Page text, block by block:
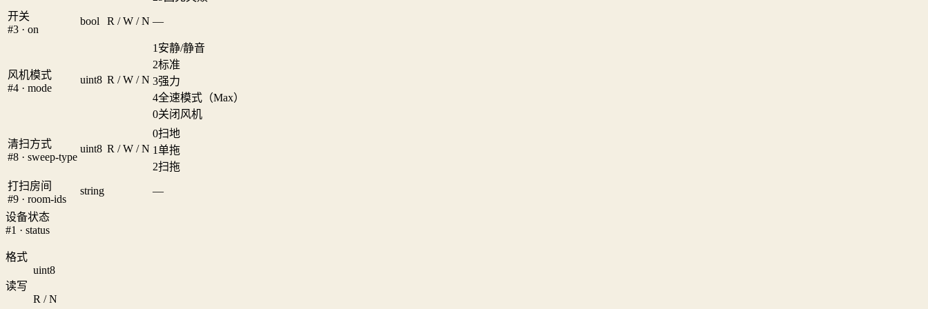
开关
#3 · on
bool R / W / N —
风机模式
#4 · mode
uint8 R / W / N
1 安静/静音
2标准
3强力
4全速模式（Max）
0关闭风机
清扫方式
#8 · sweep-type
uint8 R / W / N
0扫地
1单拖
2扫拖
打扫房间
#9 · room-ids
string —
设备状态
#1 · status
格式
uint8
读写
R / N